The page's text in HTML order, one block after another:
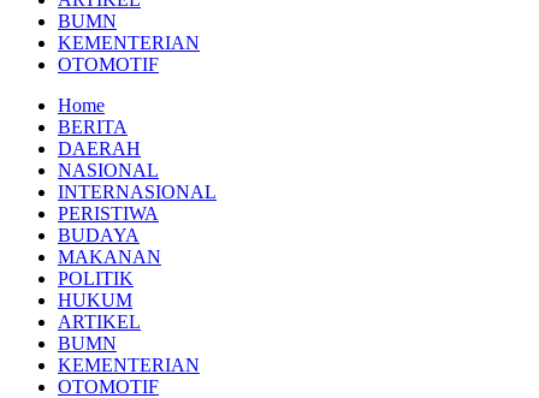
BUMN
KEMENTERIAN
OTOMOTIF
Home
BERITA
DAERAH
NASIONAL
INTERNASIONAL
PERISTIWA
BUDAYA
MAKANAN
POLITIK
HUKUM
ARTIKEL
BUMN
KEMENTERIAN
OTOMOTIF